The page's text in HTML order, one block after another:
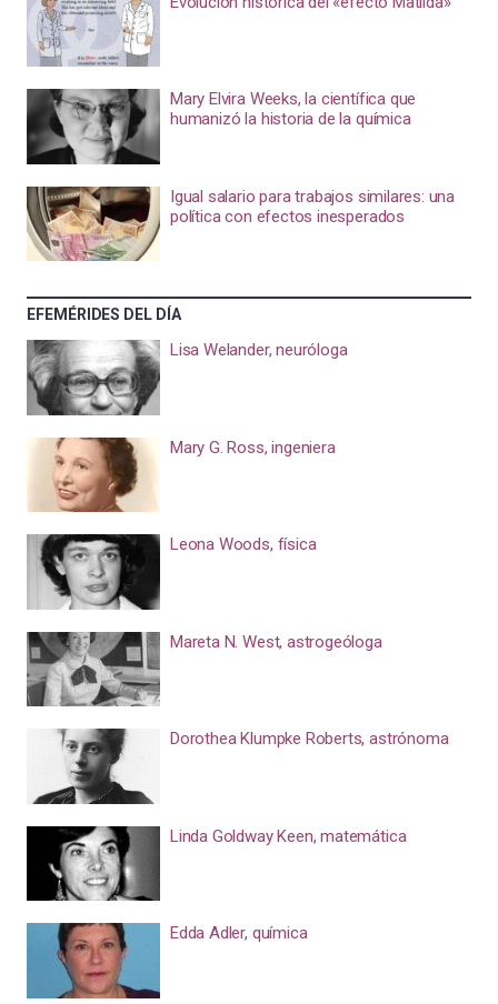
Mary Elvira Weeks, la científica que
humanizó la historia de la química
Igual salario para trabajos similares: una
política con efectos inesperados
EFEMÉRIDES DEL DÍA
Lisa Welander, neuróloga
Mary G. Ross, ingeniera
Leona Woods, física
Mareta N. West, astrogeóloga
Dorothea Klumpke Roberts, astrónoma
Linda Goldway Keen, matemática
Edda Adler, química